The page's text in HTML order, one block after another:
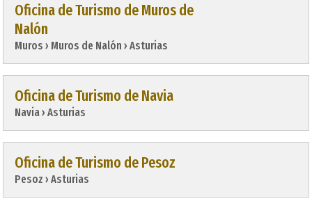
Oficina de Turismo de Muros de
Nalón
Muros › Muros de Nalón › Asturias
Oficina de Turismo de Navia
Navia › Asturias
Oficina de Turismo de Pesoz
Pesoz › Asturias